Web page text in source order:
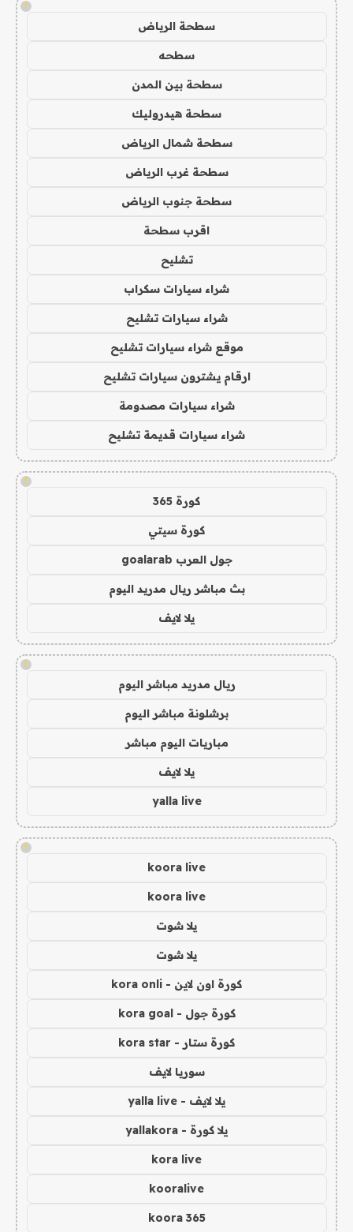
!
سطحة الرياض
سطحه
سطحة بين المدن
سطحة هيدروليك
سطحة شمال الرياض
سطحة غرب الرياض
سطحة جنوب الرياض
اقرب سطحة
تشليح
شراء سيارات سكراب
شراء سيارات تشليح
موقع شراء سيارات تشليح
ارقام يشترون سيارات تشليح
شراء سيارات مصدومة
شراء سيارات قديمة تشليح
!
كورة 365
كورة سيتي
جول العرب goalarab
بث مباشر ريال مدريد اليوم
يلا لايف
!
ريال مدريد مباشر اليوم
برشلونة مباشر اليوم
مباريات اليوم مباشر
يلا لايف
yalla live
!
koora live
koora live
يلا شوت
يلا شوت
كورة اون لاين - kora onli
كورة جول - kora goal
كورة ستار - kora star
سوريا لايف
يلا لايف - yalla live
يلا كورة - yallakora
kora live
kooralive
koora 365